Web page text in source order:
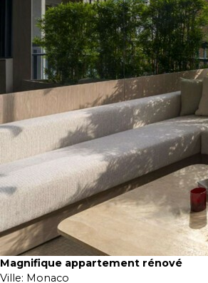
Magnifique appartement rénové
Ville: Monaco